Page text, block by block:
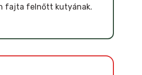
fajta felnőtt kutyának.